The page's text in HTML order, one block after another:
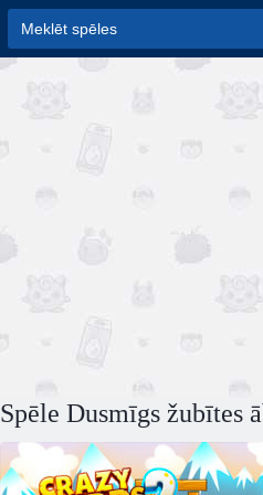
Spēle Dusmīgs žubītes